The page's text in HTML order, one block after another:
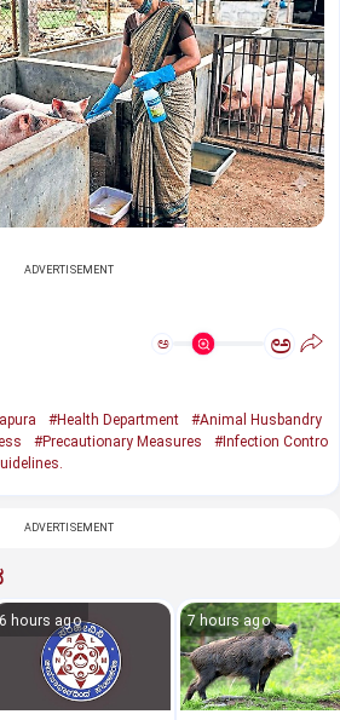
ADVERTISEMENT
ಅ ಅ
#Health Department
#Animal Husbandry
#Precautionary Measures
#Infection Contro
ADVERTISEMENT
6 hours ago 7 hours ago